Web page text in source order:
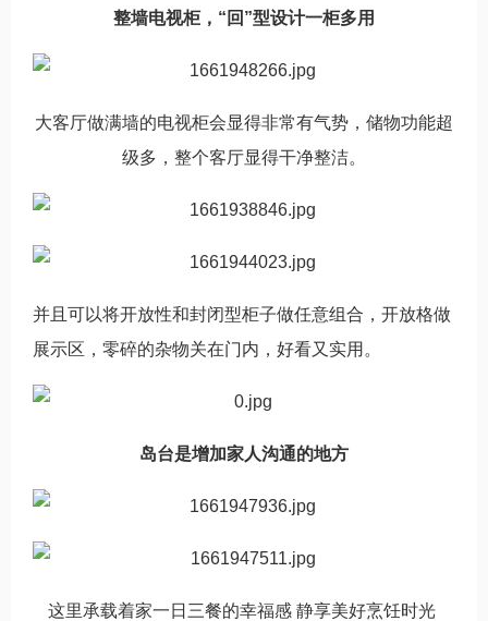
整墙电视柜，“回”型设计一柜多用
大客厅做满墙的电视柜会显得非常有气势，储物功能超
级多，整个客厅显得干净整洁。
并且可以将开放性和封闭型柜子做任意组合，开放格做
展示区，零碎的杂物关在门内，好看又实用。
岛台是增加家人沟通的地方
这里承载着家一日三餐的幸福感 静享美好烹饪时光